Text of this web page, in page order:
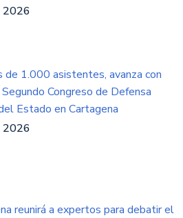
2026
de 1.000 asistentes, avanza con
Congreso de Defensa
Estado en Cartagena
2026
reunirá a expertos para debatir el